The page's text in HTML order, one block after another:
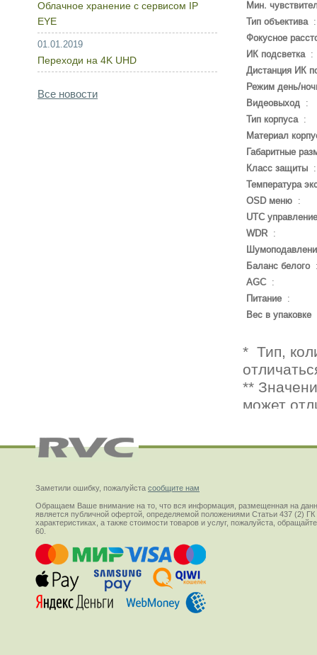
Мин.
Тип объектива
Фокусное
ИК подсветка:
Дистанция ИК
Режим день/
Видеовыход :
Тип корпуса:
Материал
Габаритные
Класс защиты
Температура
OSD меню :
UTC управление
WDR:
Баланс белого
AGC:
Питание :
Вес в упаковке
Облачное хранение с сервисом IP
EYE
01.01.2019
Переходи на 4K UHD
Все новости
Заметили ошибку, пожалуйста сообщите нам
Обращаем Ваше внимание на то, что вся информация, размещенная на
является публичной офертой, определяемой положениями Статьи 437 (2)
характеристиках, а также стоимости товаров и услуг, пожалуйста,
60.